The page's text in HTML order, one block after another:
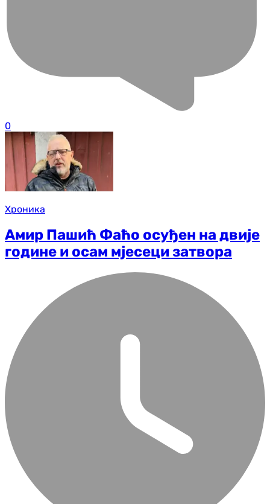
0
Хроника
Амир Пашић Фаћо осуђен на двије
године и осам мјесеци затвора